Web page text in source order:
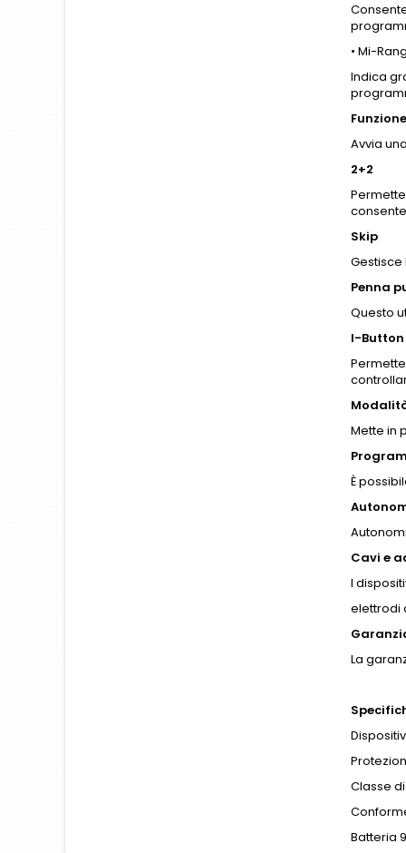
• Mi-
Indica
Avvia
2+2
Skip
Penna
Questo
I-Button
Mette in
È
Cavi e
I
elettrodi
La
Classe
Batteria